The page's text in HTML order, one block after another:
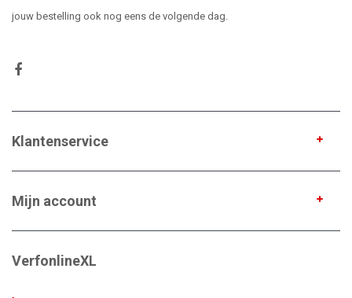
jouw bestelling ook nog eens de volgende dag.
Klantenservice
Mijn account
VerfonlineXL